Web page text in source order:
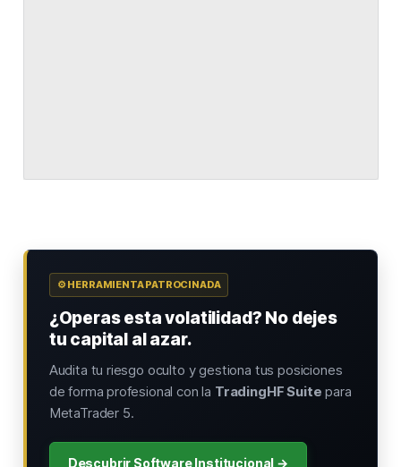
⚙️ HERRAMIENTA PATROCINADA
¿Operas esta volatilidad? No dejes
tu capital al azar.
Audita tu riesgo oculto y gestiona tus posiciones
de forma profesional con la TradingHF Suite para
MetaTrader 5.
Descubrir Software Institucional →